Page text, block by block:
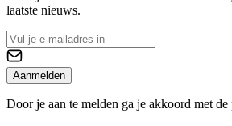
laatste nieuws.
Aanmelden
Door je aan te melden ga je akkoord met de